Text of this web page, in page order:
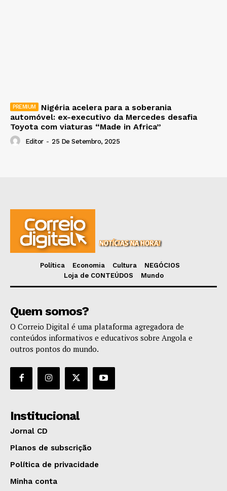
Nigéria acelera para a soberania
automóvel: ex-executivo da Mercedes desafia
Toyota com viaturas “Made in Africa”
Editor - 25 De Setembro, 2025
Política Economia Cultura
NEGÓCIOS
Loja de CONTEÚDOS
Mundo
Quem somos?
O Correio Digital é uma plataforma agregadora de
conteúdos informativos e educativos sobre Angola e
outros pontos do mundo.
Institucional
Jornal CD
Planos de subscrição
Política de privacidade
Minha conta